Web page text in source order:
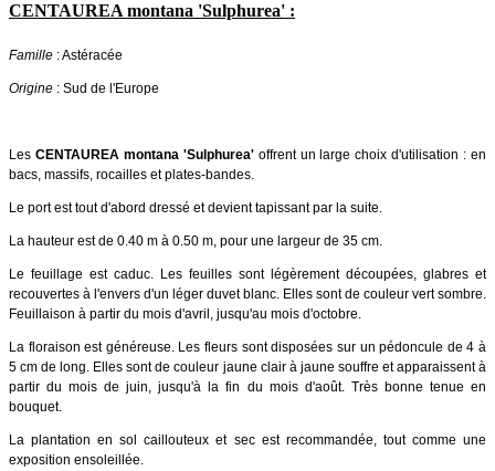
CENTAUREA montana 'Sulphurea' :
Famille : Astéracée
Origine : Sud de l'Europe
Les CENTAUREA montana 'Sulphurea' offrent un large choix d'utilisation : en
bacs, massifs, rocailles et plates-bandes.
Le port est tout d'abord dressé et devient tapissant par la suite.
La hauteur est de 0.40 m à 0.50 m, pour une largeur de 35 cm.
Le feuillage est caduc. Les feuilles sont légèrement découpées, glabres et
recouvertes à l'envers d'un léger duvet blanc. Elles sont de couleur vert sombre.
Feuillaison à partir du mois d'avril, jusqu'au mois d'octobre.
La floraison est généreuse. Les fleurs sont disposées sur un pédoncule de 4 à
5 cm de long. Elles sont de couleur jaune clair à jaune souffre et apparaissent à
partir du mois de juin, jusqu'à la fin du mois d'août. Très bonne tenue en
bouquet.
La plantation en sol caillouteux et sec est recommandée, tout comme une
exposition ensoleillée.